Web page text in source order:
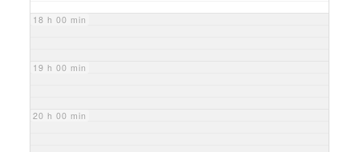
18 h 00 min
19 h 00 min
20 h 00 min